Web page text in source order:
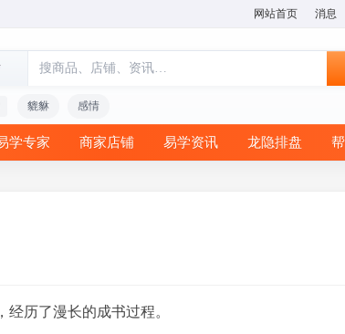
网站首页 消息
貔貅 感情
学专家 商家店铺 易学资讯 龙隐排盘
历了漫长的成书过程。